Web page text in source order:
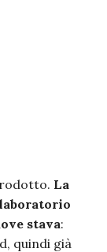
La
stava:
quindi già